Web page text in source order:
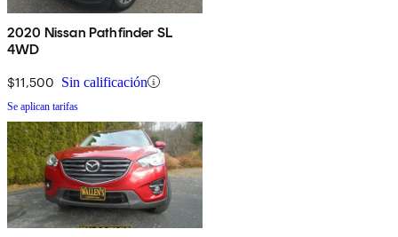
2020 Nissan Pathfinder SL
4WD
$11,500 Sin calificación
Se aplican tarifas